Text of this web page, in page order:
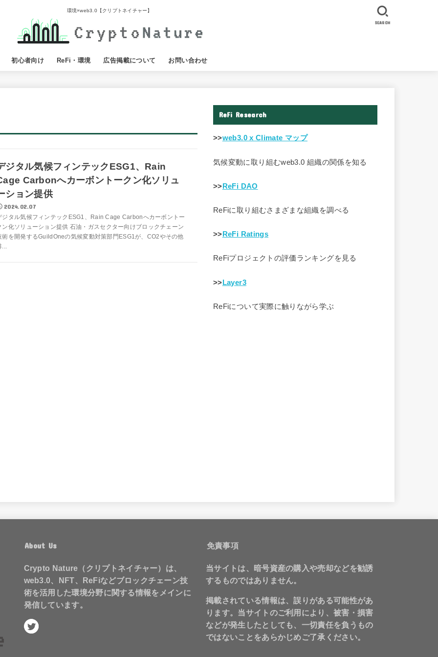
環境×web3.0【クリプトネイチャー】
初心者向け ReFi・環境 広告掲載について お問い合わせ
SEARCH
ジタル気候フィンテックESG1、Rain
Carbonへカーボントークン化ソリュ
ション提供
2024.02.07
ジタル気候フィンテックESG1、Rain Cage Carbonへカーボントー
ン化ソリューション提供 石油・ガスセクター向けブロックチェーン
術を開発するGuildOneの気候変動対策部門ESG1が、CO2やその他
ReFi Research
>>web3.0 x Climate マップ
気候変動に取り組むweb3.0 組織の関係を知る
>> ReFi DAO
ReFiに取り組むさまざまな組織を調べる
>> ReFi Ratings
ReFiプロジェクトの評価ランキングを見る
>>Layer3
ReFiについて実際に触りながら学ぶ
About Us
Crypto Nature（クリプトネイチャー）は、
web3.0、NFT、ReFiなどブロックチェーン技
術を活用した環境分野に関する情報をメインに
発信しています。
免責事項
当サイトは、暗号資産の購入や売却などを勧誘
するものではありません。
掲載されている情報は、誤りがある可能性があ
ります。当サイトのご利用により、被害・損害
などが発生したとしても、一切責任を負うもの
ではないことをあらかじめご了承ください。